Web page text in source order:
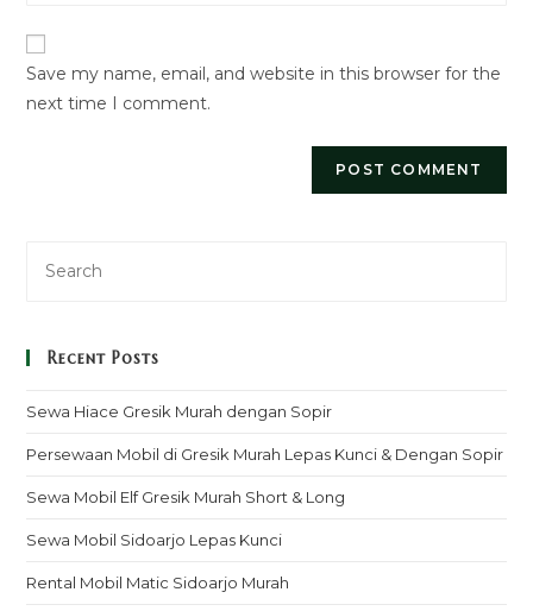
URL
(optional)
Save my name, email, and website in this browser for the
next time I comment.
Recent Posts
Sewa Hiace Gresik Murah dengan Sopir
Persewaan Mobil di Gresik Murah Lepas Kunci & Dengan Sopir
Sewa Mobil Elf Gresik Murah Short & Long
Sewa Mobil Sidoarjo Lepas Kunci
Rental Mobil Matic Sidoarjo Murah